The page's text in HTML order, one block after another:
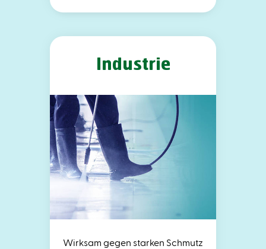
Industrie
Wirksam gegen starken Schmutz